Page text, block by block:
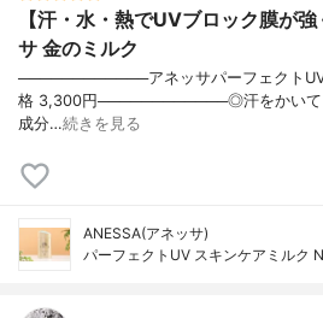
【汗・水・熱でUVブロック膜が
サ 金のミルク
────────────アネッサパーフェクト
格 3,300円────────────◎汗をかいて
成分…続きを見る
ANESSA(アネッサ)
パーフェクトUV スキンケアミルク N